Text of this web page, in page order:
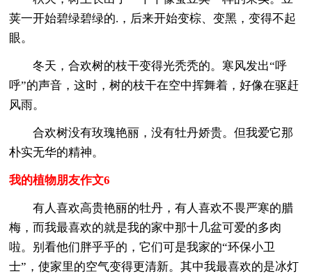
荚一开始碧绿碧绿的.，后来开始变棕、变黑，变得不起
眼。
冬天，合欢树的枝干变得光秃秃的。寒风发出“呼
呼”的声音，这时，树的枝干在空中挥舞着，好像在驱赶
风雨。
合欢树没有玫瑰艳丽，没有牡丹娇贵。但我爱它那
朴实无华的精神。
我的植物朋友作文6
有人喜欢高贵艳丽的牡丹，有人喜欢不畏严寒的腊
梅，而我最喜欢的就是我的家中那十几盆可爱的多肉
啦。别看他们胖乎乎的，它们可是我家的“环保小卫
士”，使家里的空气变得更清新。其中我最喜欢的是冰灯